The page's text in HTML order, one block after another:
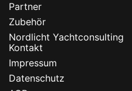
Partner
Zubehör
Nordlicht Yachtconsulting
Kontakt
Impressum
Datenschutz